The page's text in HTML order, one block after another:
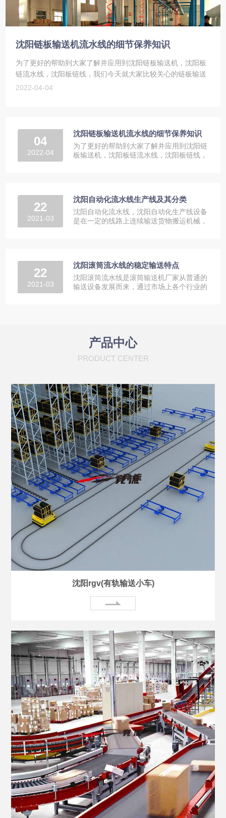
沈阳链板输送机流水线的细节保养知识
为了更好的帮助到大家了解并应用到沈阳链板输送机，沈阳板
链流水线，沈阳板链线，我们今天就大家比较关心的链板输送
机，我们今天就大家比较关心的沈阳链板输送机，沈阳板链流
2022-04-04
04
2022-04
沈阳链板输送机流水线的细节保养知识
为了更好的帮助到大家了解并应用到沈阳链
板输送机，沈阳板链流水线，沈阳板链线，
22
2021-03
沈阳自动化流水线生产线及其分类
沈阳自动化流水线，沈阳自动化生产线设备
是在一定的线路上连续输送货物搬运机械，
22
2021-03
沈阳滚筒流水线的稳定输送特点
沈阳滚筒流水线是滚筒输送机厂家从普通的
输送设备发展而来，通过市场上各个行业的
产品中心
PRODUCT CENTER
沈阳rgv(有轨输送小车)